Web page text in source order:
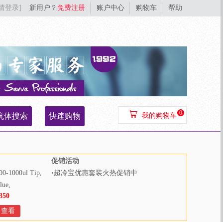
登录] 新用户？ 免费注册 账户中心 购物车 帮助
体搜索 快速购物 0
我的购物车
1000ul Tip,
bag,
Case
查看
促销活动
•超冷宝优惠套装火热促销中